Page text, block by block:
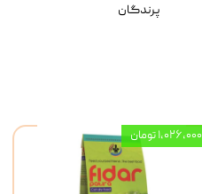
پرندگان
۱,۰۲۶,۰۰۰ تومان